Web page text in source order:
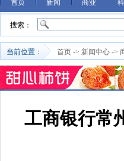
首页 新闻 商业
搜索：
当前位置： 首页 -> 新闻中心 ->
工商银行常